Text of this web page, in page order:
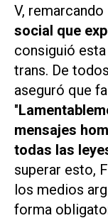
V,
social que
consiguió
trans. De
aseguró que
"
mensajes
todas las
superar esto,
los medios
forma